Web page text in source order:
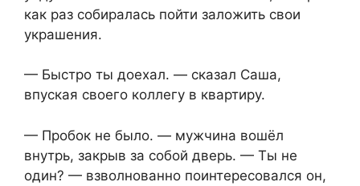
как раз собиралась пойти заложить свои
украшения.
— Быстро ты доехал. — сказал Саша,
впуская своего коллегу в квартиру.
— Пробок не было. — мужчина вошёл
внутрь, закрыв за собой дверь. — Ты не
один? — взволнованно поинтересовался он,